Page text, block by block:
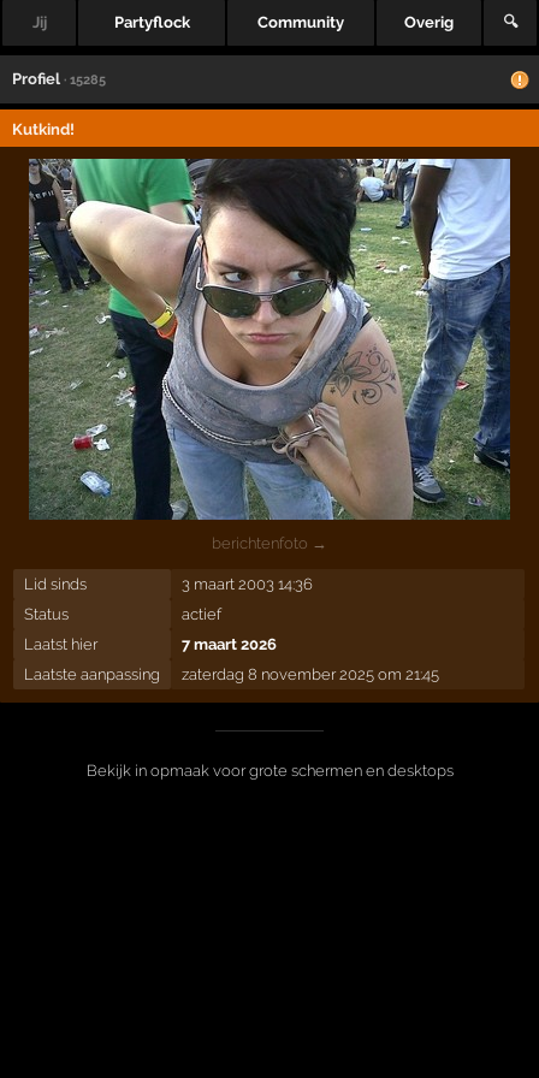
Jij Partyflock Community Overig 🔍
Profiel · 15285
Kutkind!
berichtenfoto →
Lid sinds
3 maart 2003 14:36
Status
actief
Laatst hier
7 maart 2026
Laatste aanpassing
zaterdag 8 november 2025 om 21:45
Bekijk in opmaak voor grote schermen en desktops